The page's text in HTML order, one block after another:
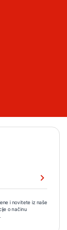
i novitete iz naše
o načinu
.